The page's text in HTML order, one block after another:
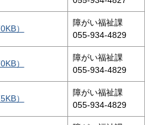
）
障がい福祉課
055-934-4829
）
障がい福祉課
055-934-4829
）
障がい福祉課
055-934-4829